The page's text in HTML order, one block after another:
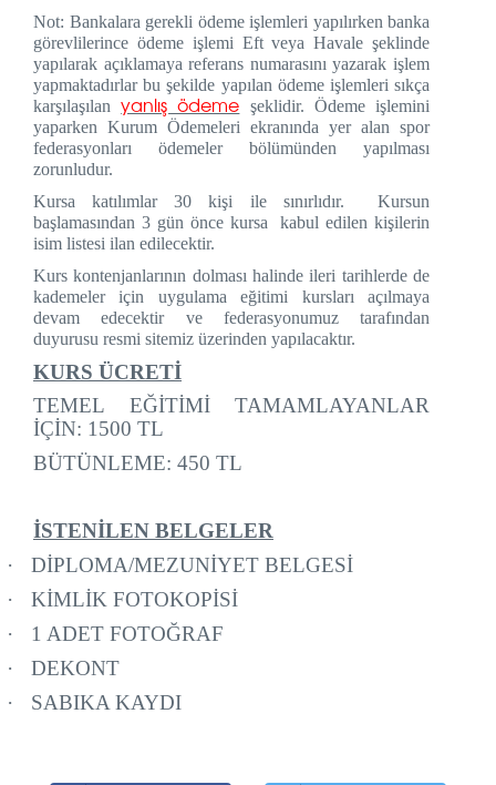
Not: Bankalara gerekli ödeme işlemleri yapılırken banka
görevlilerince ödeme işlemi Eft veya Havale şeklinde
yapılarak açıklamaya referans numarasını yazarak işlem
yapmaktadırlar bu şekilde yapılan ödeme işlemleri sıkça
karşılaşılanyanlış ödeme şeklidir. Ödeme işlemini
yaparken Kurum Ödemeleri ekranında yer alan spor
federasyonları ödemeler bölümünden yapılması
zorunludur.
Kursa katılımlar 30 kişi ile sınırlıdır. Kursun
başlamasından 3 gün önce kursa kabul edilen kişilerin
isim listesi ilan edilecektir.
Kurs kontenjanlarının dolması halinde ileri tarihlerde de
kademeler için uygulama eğitimi kursları açılmaya
devam edecektir ve federasyonumuz tarafından
duyurusu resmi sitemiz üzerinden yapılacaktır.
KURS ÜCRETİ
TEMEL EĞİTİMİ TAMAMLAYANLAR
İÇİN: 1500 TL
BÜTÜNLEME: 450 TL
İSTENİLEN BELGELER
·
DİPLOMA/MEZUNİYET BELGESİ
·
KİMLİK FOTOKOPİSİ
·
1 ADET FOTOĞRAF
·
DEKONT
·
SABIKA KAYDI